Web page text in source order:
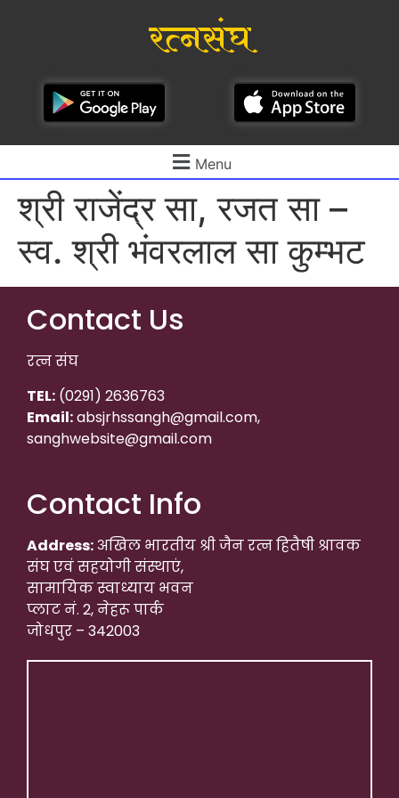
रत्नसंघ
Menu
श्री राजेंद्र सा, रजत सा –
स्व. श्री भंवरलाल सा कुम्भट
Contact Us
रत्न संघ
TEL: (0291) 2636763
Email:absjrhssangh@gmail.com,
sanghwebsite@gmail.com
Contact Info
Address:अखिल भारतीय श्री जैन रत्न हितैषी श्रावक
संघ एवं सहयोगी संस्थाएं,
सामायिक स्वाध्याय भवन
प्लाट नं. 2, नेहरू पार्क
जोधपुर – 342003